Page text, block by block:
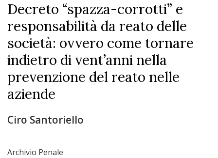
Decreto “spazza-corrotti” e
responsabilità da reato delle
società: ovvero come tornare
indietro di vent’anni nella
prevenzione del reato nelle
aziende
Ciro Santoriello
Archivio Penale